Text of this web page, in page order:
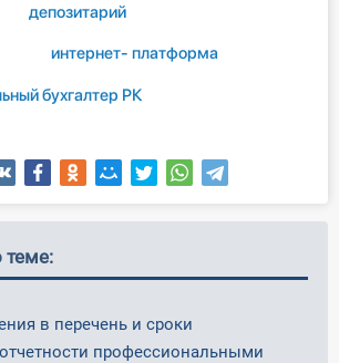
депозитарий
интернет- платформа
бухгалтер РК
в перечень и сроки
профессиональными